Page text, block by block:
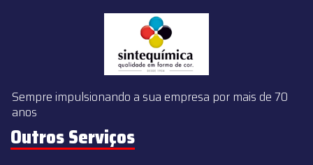
Sempre impulsionando a sua empresa por mais de 70
anos
Outros Serviços